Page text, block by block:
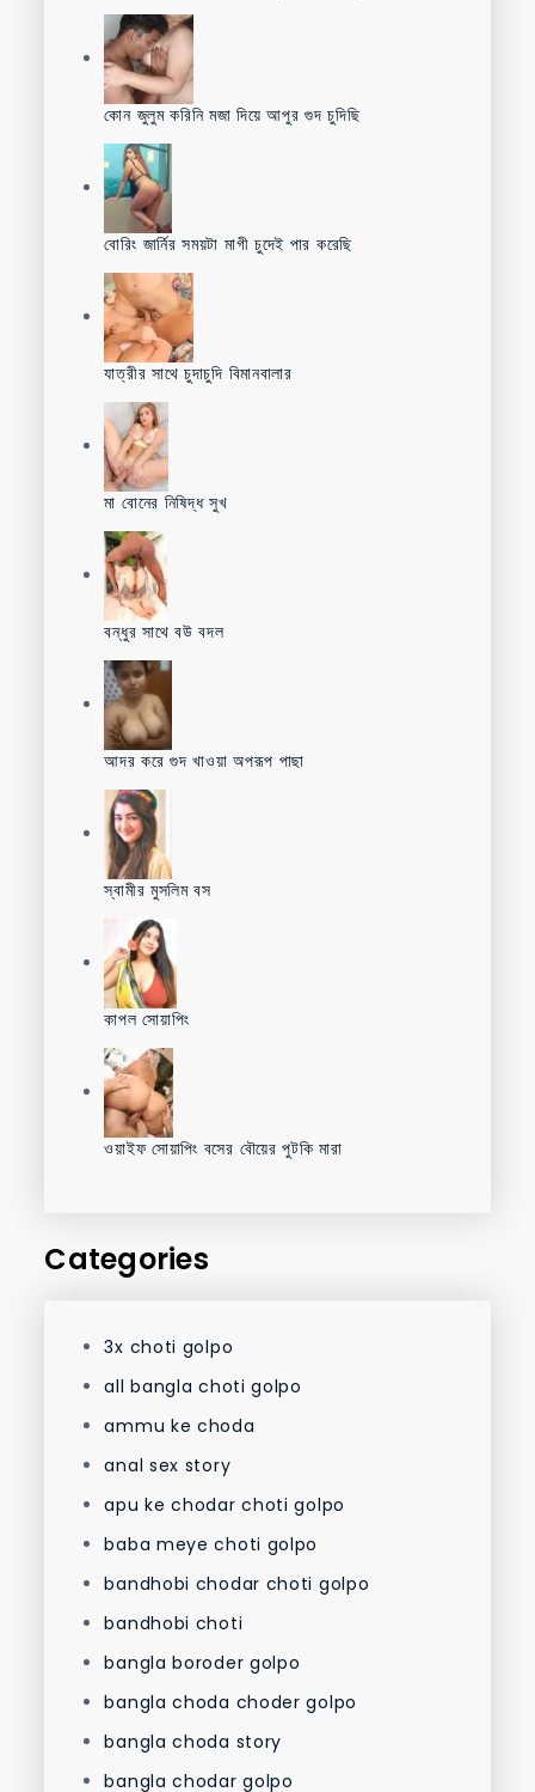
কোন জুলুম করিনি মজা দিয়ে আপুর গুদ চুদিছি
বোরিং জার্নির সময়টা মাগী চুদেই পার করেছি
যাত্রীর সাথে চুদাচুদি বিমানবালার
মা বোনের নিষিদ্ধ সুখ
বন্ধুর সাথে বউ বদল
আদর করে গুদ খাওয়া অপরূপ পাছা
স্বামীর মুসলিম বস
কাপল সোয়াপিং
ওয়াইফ সোয়াপিং বসের বৌয়ের পুটকি মারা
Categories
3x choti golpo
all bangla choti golpo
ammu ke choda
anal sex story
apu ke chodar choti golpo
baba meye choti golpo
bandhobi chodar choti golpo
bandhobi choti
bangla boroder golpo
bangla choda choder golpo
bangla choda story
bangla chodar golpo